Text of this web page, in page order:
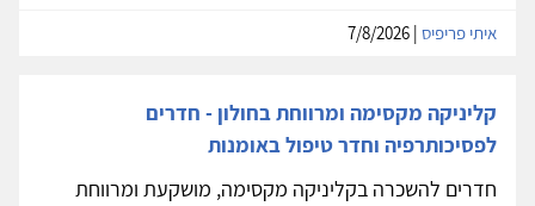
איתי פריפיס
קליניקה מקסימה ומרווחת בחולון - חדרים
לפסיכותרפיה וחדר טיפול באומנות
חדרים להשכרה בקליניקה מקסימה, מושקעת ומרווחת